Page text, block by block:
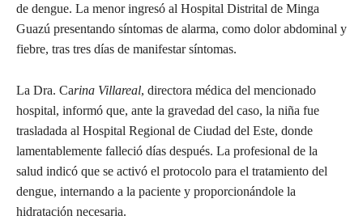
de dengue. La menor ingresó al Hospital Distrital de Minga
Guazú presentando síntomas de alarma, como dolor abdominal y
fiebre, tras tres días de manifestar síntomas.
La Dra. Carina Villareal, directora médica del mencionado
hospital, informó que, ante la gravedad del caso, la niña fue
trasladada al Hospital Regional de Ciudad del Este, donde
lamentablemente falleció días después. La profesional de la
salud indicó que se activó el protocolo para el tratamiento del
dengue, internando a la paciente y proporcionándole la
hidratación necesaria.